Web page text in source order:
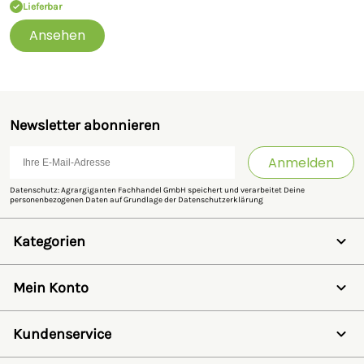
unverbindliches Angebot.
Sicherheitshinweise
Lieferbar
Ansehen
Newsletter abonnieren
Anmelden
Datenschutz: Agrargiganten Fachhandel GmbH speichert und verarbeitet Deine
personenbezogenen Daten auf Grundlage der Datenschutzerklärung
Kategorien
Schermaschinen
Futter- & Tränkesysteme
Haus, Hof & Stall
SALE
Mein Konto
Registrieren
Wunschzettel
Passwort vergessen
Kundenservice